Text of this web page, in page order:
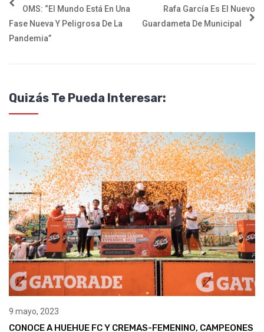
OMS: “El Mundo Está En Una
Fase Nueva Y Peligrosa De La
Pandemia”
Rafa García Es El Nuevo
Guardameta De Municipal
Quizás Te Pueda Interesar:
9 mayo, 2023
CONOCE A HUEHUE FC Y CREMAS-FEMENINO, CAMPEONES